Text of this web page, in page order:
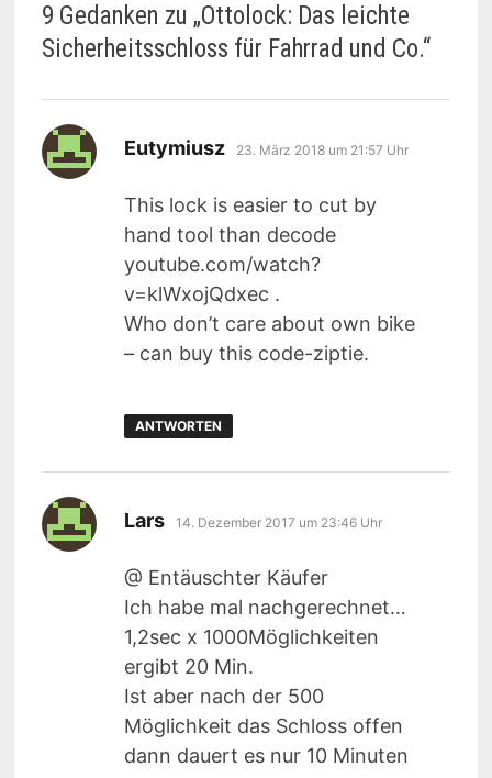
9 Gedanken zu „Ottolock: Das leichte
Sicherheitsschloss für Fahrrad und Co.“
Eutymiusz sagt:
23. März 2018 um 21:57 Uhr
This lock is easier to cut by
hand tool than decode
youtube.com/watch?
v=klWxojQdxec .
Who don’t care about own bike
– can buy this code-ziptie.
ANTWORTEN
Lars sagt:
14. Dezember 2017 um 23:46 Uhr
@ Entäuschter Käufer
Ich habe mal nachgerechnet…
1,2sec x 1000Möglichkeiten
ergibt 20 Min.
Ist aber nach der 500
Möglichkeit das Schloss offen
dann dauert es nur 10 Minuten